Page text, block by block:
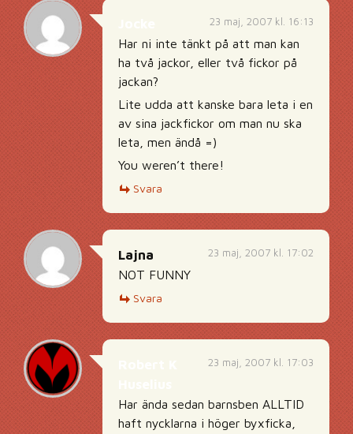
23 maj, 2007 kl. 16:13
Har ni inte tänkt på att man kan
ha två jackor, eller två fickor på
jackan?
Lite udda att kanske bara leta i en
av sina jackfickor om man nu ska
leta, men ändå =)
You weren’t there!
Svara
23 maj, 2007 kl. 17:02
Lajna
NOT FUNNY
Svara
23 maj, 2007 kl. 17:03
Har ända sedan barnsben ALLTID
haft nycklarna i höger byxficka,